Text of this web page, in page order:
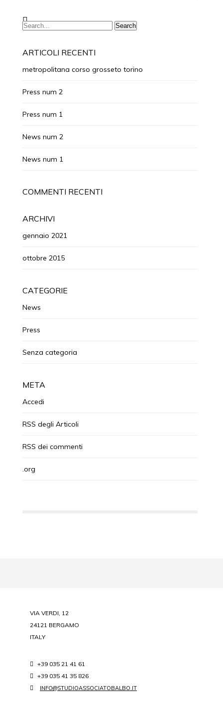
ARTICOLI RECENTI
metropolitana corso grosseto torino
Press num 2
Press num 1
News num 2
News num 1
COMMENTI RECENTI
ARCHIVI
gennaio 2021
ottobre 2015
CATEGORIE
News
Press
Senza categoria
META
Accedi
RSS degli Articoli
RSS dei commenti
.org
VIA VERDI, 12
24121 BERGAMO
ITALY
+39 035 21 41 61
+39 035 41 35 826
INFO@STUDIOASSOCIATOBALBO.IT